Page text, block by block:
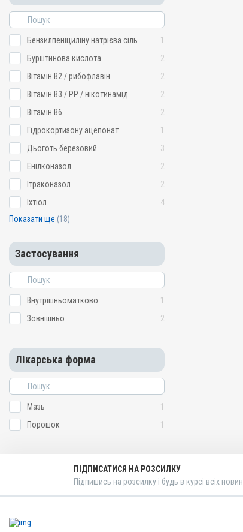
Бензилпеніциліну натрієва сіль
1
Бурштинова кислота
2
Вітамін B2 / рибофлавін
2
Вітамін B3 / PP / нікотинамід
2
Вітамін B6
2
Гідрокортизону ацепонат
1
Дьоготь березовий
3
Енілконазол
2
Ітраконазол
2
Іхтіол
4
Показати ще (18)
Застосування
Внутрішньоматково
1
Зовнішньо
2
Лікарська форма
Мазь
1
Порошок
1
ПІДПИСАТИСЯ НА РОЗСИЛКУ
Підпишись на розсилку і будь в курсі всіх новин